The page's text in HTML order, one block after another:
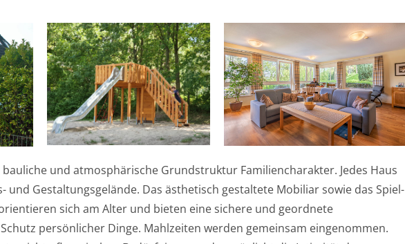
und atmosphärische Grundstruktur Familiencharakter. Jedes Haus
und Gestaltungsgelände. Das ästhetisch gestaltete Mobiliar sowie das Spiel-
sich am Alter und bieten eine sichere und geordnete
persönlicher Dinge. Mahlzeiten werden gemeinsam eingenommen.